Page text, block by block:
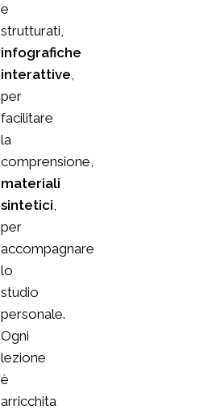
e
strutturati,
infografiche
interattive,
per
facilitare
la
comprensione,
materiali
sintetici,
per
accompagnare
lo
studio
personale.
Ogni
lezione
è
arricchita